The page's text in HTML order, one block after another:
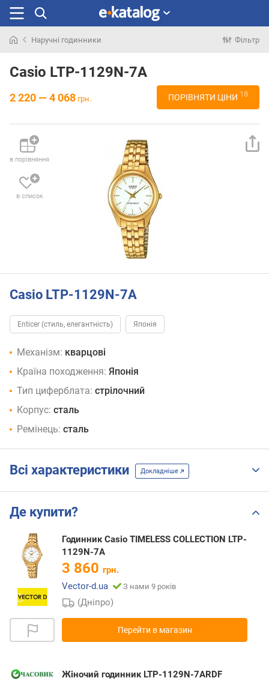
раніше
Наручні годинники Фільтр
Casio LTP-1129N-7A
2 220 — 4 068 грн. ПОРІВНЯТИ ЦІНИ 18
в порівняння
в список
Casio LTP-1129N-7A
Enticer (стиль, елегантність) Японія
Механізм: кварцові
Країна походження: Японія
Тип циферблата: стрілочний
Корпус: сталь
Ремінець: сталь
Всі характеристики Докладніше
Де купити?
Годинник Casio TIMELESS COLLECTION LTP-
1129N-7A
3 860 грн.
Vector-d.ua
З нами 9 років
(Дніпро)
Перейти в магазин
Жіночий годинник LTP-1129N-7ARDF